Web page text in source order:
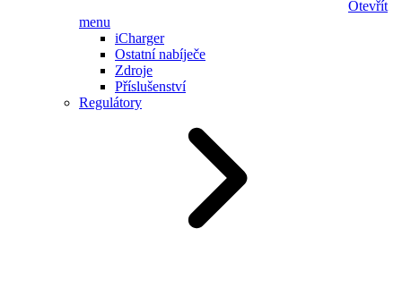
Otevřít
menu
iCharger
Ostatní nabíječe
Zdroje
Příslušenství
Regulátory